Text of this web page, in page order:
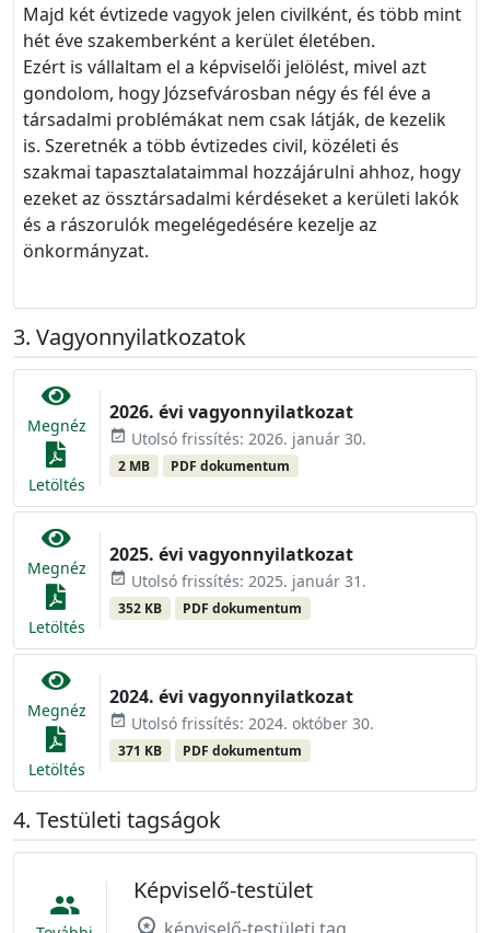
Majd két évtizede vagyok jelen civilként, és több mint
hét éve szakemberként a kerület életében.
Ezért is vállaltam el a képviselői jelölést, mivel azt
gondolom, hogy Józsefvárosban négy és fél éve a
társadalmi problémákat nem csak látják, de kezelik
is. Szeretnék a több évtizedes civil, közéleti és
szakmai tapasztalataimmal hozzájárulni ahhoz, hogy
ezeket az össztársadalmi kérdéseket a kerületi lakók
és a rászorulók megelégedésére kezelje az
önkormányzat.
Vagyonnyilatkozatok
Megnéz
Letöltés
2026. évi vagyonnyilatkozat
event_available Utolsó frissítés: 2026. január 30.
2 MB PDF dokumentum
Megnéz
Letöltés
2025. évi vagyonnyilatkozat
event_available Utolsó frissítés: 2025. január 31.
352 KB PDF dokumentum
Megnéz
Letöltés
2024. évi vagyonnyilatkozat
event_available Utolsó frissítés: 2024. október 30.
371 KB PDF dokumentum
Testületi tagságok
people Képviselő-testület
workspace_premium